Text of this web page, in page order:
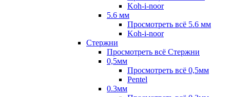
Koh-i-noor
5.6 мм
Просмотреть всё 5.6 мм
Koh-i-noor
Стержни
Просмотреть всё Стержни
0,5мм
Просмотреть всё 0,5мм
Pentel
0.3мм